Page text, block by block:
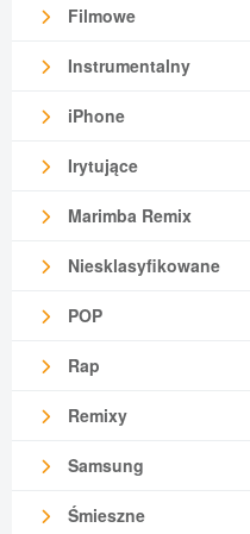
Filmowe
Instrumentalny
iPhone
Irytujące
Marimba Remix
Niesklasyfikowane
POP
Rap
Remixy
Samsung
Śmieszne